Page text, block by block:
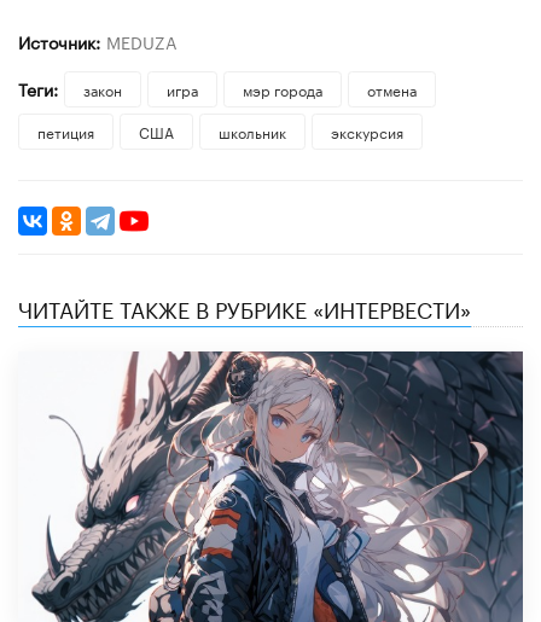
Источник: MEDUZA
Теги:
закон игра мэр города
отмена
петиция
США школьник экскурсия
ЧИТАЙТЕ ТАКЖЕ В РУБРИКЕ «ИНТЕРВЕСТИ»